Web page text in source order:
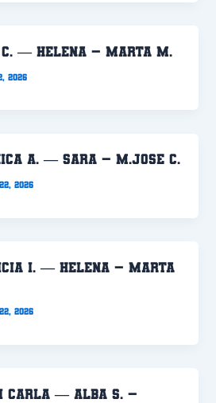
— HELENA – MARTA M.
2026
A. — SARA – M.JOSE C.
2026
I. — HELENA – MARTA
2026
CARLA — ALBA S. –